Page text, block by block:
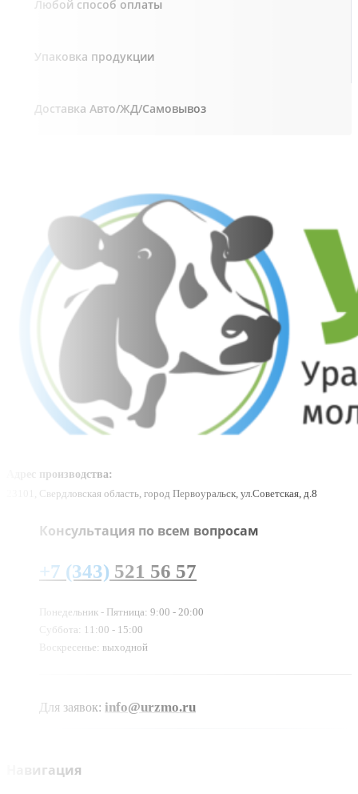
Любой способ оплаты
Упаковка продукции
Доставка Авто/ЖД/Самовывоз
Адрес производства:
23101, Свердловская область, город Первоуральск, ул.Советская, д.8
Консультация по всем вопросам
+7 (343) 521 56 57
Понедельник - Пятница: 9:00 - 20:00
Суббота: 11:00 - 15:00
Воскресенье: выходной
Для заявок: info@urzmo.ru
Навигация